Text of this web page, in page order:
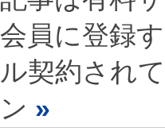
会員に登録
ル契約され
ン »